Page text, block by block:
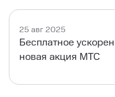
25 авг 2025
Бесплатное
новая акция МТС